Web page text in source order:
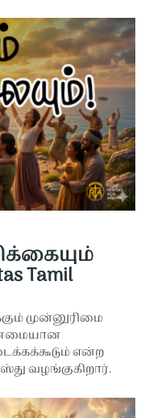
Tamil
முன்னுரிமை
என்ற
வழங்குகிறார்.